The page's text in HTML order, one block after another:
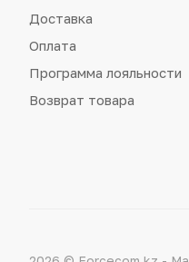
Доставка
Оплата
Программа лояльности
Возврат товара